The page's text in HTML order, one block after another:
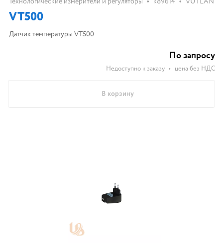
VT500
Датчик температуры VT500
По запросу
Недоступно к заказу • цена без НДС
В корзину